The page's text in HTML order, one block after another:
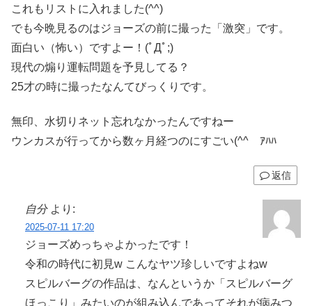
これもリストに入れました(^^)
でも今晩見るのはジョーズの前に撮った「激突」です。
面白い（怖い）ですよー！(ﾟДﾟ;)
現代の煽り運転問題を予見してる？
25才の時に撮ったなんてびっくりです。
無印、水切りネット忘れなかったんですねー
ウンカスが行ってから数ヶ月経つのにすごい(^^ゞｱﾊﾊ
返信
自分 より:
2025-07-11 17:20
ジョーズめっちゃよかったです！
令和の時代に初見w こんなヤツ珍しいですよねw
スピルバーグの作品は、なんというか「スピルバーグ
ほっこり」みたいのが組み込んであってそれが病みつ